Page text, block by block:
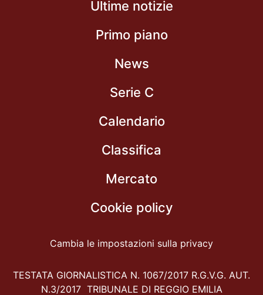
Ultime notizie
Primo piano
News
Serie C
Calendario
Classifica
Mercato
Cookie policy
Cambia le impostazioni sulla privacy
TESTATA GIORNALISTICA N. 1067/2017 R.G.V.G. AUT.
N.3/2017 TRIBUNALE DI REGGIO EMILIA